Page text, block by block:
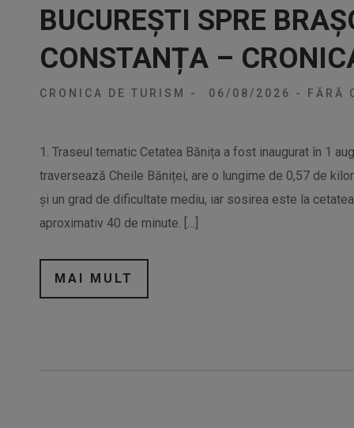
BUCUREȘTI SPRE
CONSTANȚA –
CRONICA DE TURISM - 06/08/2026 - FĂRĂ
1. Traseul tematic Cetatea Bănița a fost inaugurat în 1
traversează Cheile Băniței, are o lungime de 0,57 de
și un grad de dificultate mediu, iar sosirea este la
aproximativ 40 de minute. […]
MAI MULT